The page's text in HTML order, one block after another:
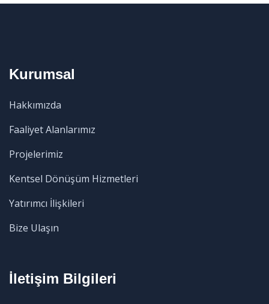
Kurumsal
Hakkımızda
Faaliyet Alanlarımız
Projelerimiz
Kentsel Dönüşüm Hizmetleri
Yatırımcı İlişkileri
Bize Ulaşın
İletişim Bilgileri